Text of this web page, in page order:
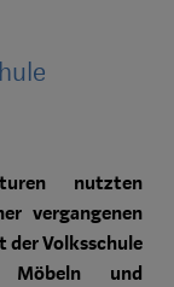
nutzten
vergangenen
der Volksschule
Möbeln und